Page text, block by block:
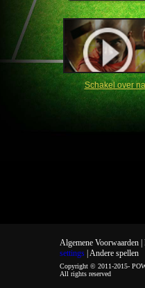
Schakel over
Algemene Voorwaarden |
settings | Andere spellen
Copyright © 2011-2015-
All rights reserved